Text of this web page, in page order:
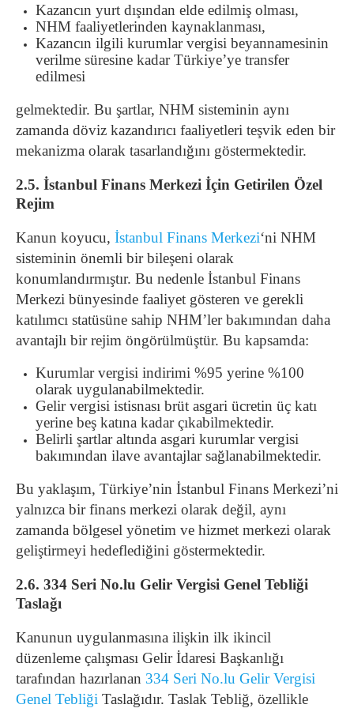
Kazancın yurt dışından elde edilmiş olması,
NHM faaliyetlerinden kaynaklanması,
Kazancın ilgili kurumlar vergisi beyannamesinin
verilme süresine kadar Türkiye’ye transfer
edilmesi
gelmektedir. Bu şartlar, NHM sisteminin aynı
zamanda döviz kazandırıcı faaliyetleri teşvik eden bir
mekanizma olarak tasarlandığını göstermektedir.
2.5. İstanbul Finans Merkezi İçin Getirilen Özel
Rejim
Kanun koyucu, İstanbul Finans Merkezi‘ni NHM
sisteminin önemli bir bileşeni olarak
konumlandırmıştır. Bu nedenle İstanbul Finans
Merkezi bünyesinde faaliyet gösteren ve gerekli
katılımcı statüsüne sahip NHM’ler bakımından daha
avantajlı bir rejim öngörülmüştür. Bu kapsamda:
Kurumlar vergisi indirimi %95 yerine %100
olarak uygulanabilmektedir.
Gelir vergisi istisnası brüt asgari ücretin üç katı
yerine beş katına kadar çıkabilmektedir.
Belirli şartlar altında asgari kurumlar vergisi
bakımından ilave avantajlar sağlanabilmektedir.
Bu yaklaşım, Türkiye’nin İstanbul Finans Merkezi’ni
yalnızca bir finans merkezi olarak değil, aynı
zamanda bölgesel yönetim ve hizmet merkezi olarak
geliştirmeyi hedeflediğini göstermektedir.
2.6. 334 Seri No.lu Gelir Vergisi Genel Tebliği
Taslağı
Kanunun uygulanmasına ilişkin ilk ikincil
düzenleme çalışması Gelir İdaresi Başkanlığı
tarafından hazırlanan 334 Seri No.lu Gelir Vergisi
Genel Tebliği Taslağıdır. Taslak Tebliğ, özellikle